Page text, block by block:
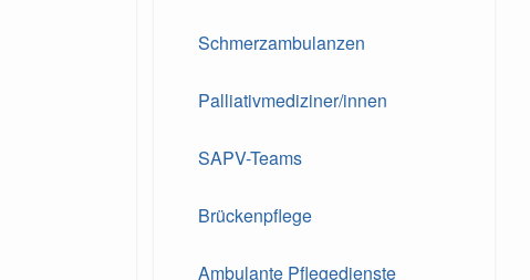
Schmerzambulanzen
Palliativmediziner/innen
SAPV-Teams
Brückenpflege
Ambulante Pflegedienste